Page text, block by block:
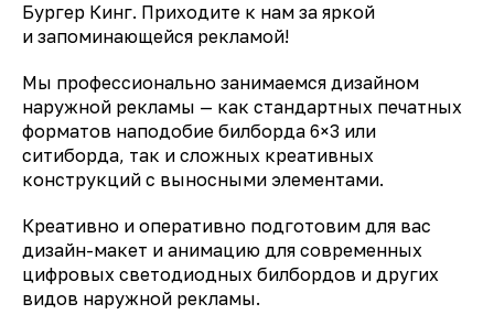
Бургер Кинг. Приходите к нам за яркой
и запоминающейся рекламой!
Мы профессионально занимаемся дизайном
наружной рекламы — как стандартных печатных
форматов наподобие билборда 6×3 или
ситиборда, так и сложных креативных
конструкций с выносными элементами.
Креативно и оперативно подготовим для вас
дизайн-макет и анимацию для современных
цифровых светодиодных билбордов и других
видов наружной рекламы.